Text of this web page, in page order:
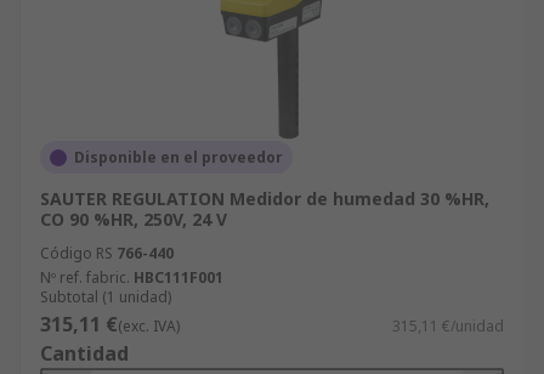
Disponible en el proveedor
SAUTER REGULATION Medidor de humedad 30 %HR,
CO 90 %HR, 250V, 24 V
Código RS 766-440
Nº ref. fabric. HBC111F001
Subtotal (1 unidad)
315,11 €(exc. IVA) 315,11 €/unidad
Cantidad